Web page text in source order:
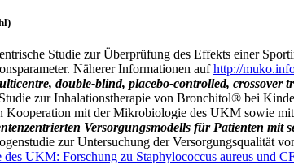
Studie zur Überprüfung des Effekts einer
Näherer Informationen aufhttp://
double-blind, placebo-controlled,
Studie zur Inhalationstherapie von Bronchitol® bei
Kooperation mit der Mikrobiologie des UKM sowie
Versorgungsmodells für Patienten
zur Untersuchung der Versorgungsqualität
UKM: Forschung zu Staphylococcus aureus und